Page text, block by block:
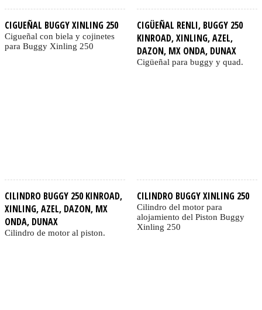
CIGUEÑAL BUGGY XINLING 250
Cigueñal con biela y cojinetes
para Buggy Xinling 250
CIGÜEÑAL RENLI, BUGGY 250
KINROAD, XINLING, AZEL,
DAZON, MX ONDA, DUNAX
Cigüeñal para buggy y quad.
CILINDRO BUGGY 250 KINROAD,
XINLING, AZEL, DAZON, MX
ONDA, DUNAX
Cilindro de motor al piston.
CILINDRO BUGGY XINLING 250
Cilindro del motor para
alojamiento del Piston Buggy
Xinling 250